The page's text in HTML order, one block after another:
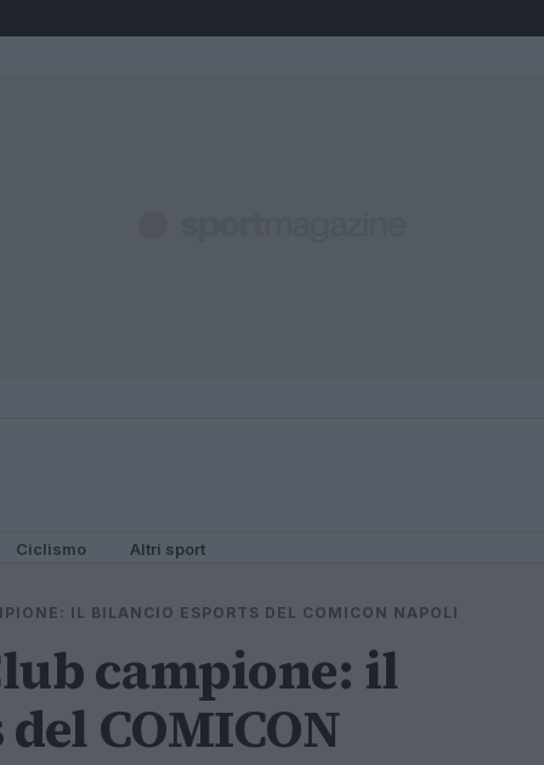
Ciclismo Altri sport
IL BILANCIO ESPORTS DEL COMICON NAPOLI
campione: il
COMICON